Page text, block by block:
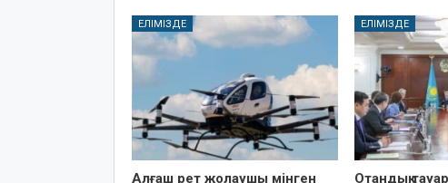
ЕЛІМІЗДЕ
Алғаш рет жолаушы мінген
ЕЛІМІЗДЕ
Отандық